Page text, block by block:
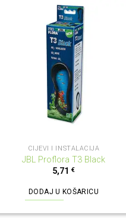
CIJEVI I INSTALACIJA
JBL Proflora T3 Black
5,71 €
DODAJ U KOŠARICU